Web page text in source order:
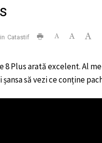
Catastif
8 Plus arată excelent. Al
șansa să vezi ce conține